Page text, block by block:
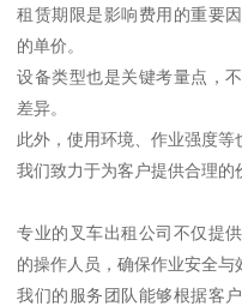
租赁期限是影响费用的重要
的单价。
设备类型也是关键考量点，
差异。
此外，使用环境、作业强度等
我们致力于为客户提供合理的
专业的叉车出租公司不仅提
的操作人员，确保作业安全与
我们的服务团队能够根据客